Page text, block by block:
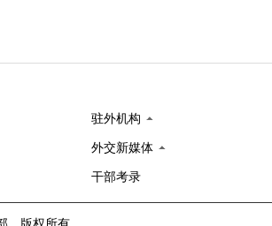
驻外机构
外交新媒体
干部考录